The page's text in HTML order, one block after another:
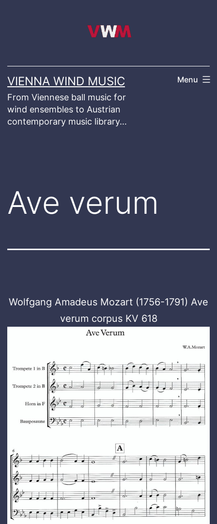
VIENNA WIND MUSIC
From Viennese ball music for
wind ensembles to Austrian
contemporary music library…
Menu
Ave verum
Wolfgang Amadeus Mozart (1756-1791) Ave
verum corpus KV 618